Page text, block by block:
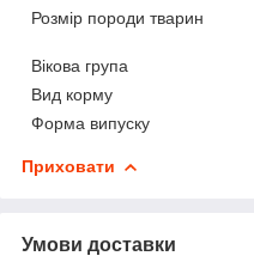
Розмір породи тварин
Вікова група
Вид корму
Форма випуску
Приховати
Умови доставки